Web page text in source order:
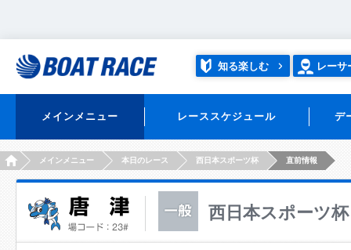
知る楽しむ レーサ
メインメニュー レーススケジュール デ
HOMEメインメニュー 本日のレース 西日本スポーツ杯 直前情報
西日本スポーツ杯